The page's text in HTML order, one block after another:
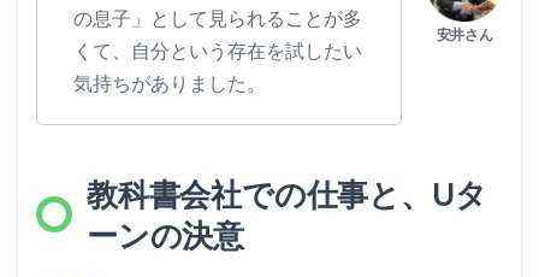
の息子」として見られることが多
くて、自分という存在を試したい
気持ちがありました。
教科書会社での仕事と、Uタ
ーンの決意